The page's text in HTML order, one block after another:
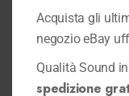
Acquista gli
negozio eBay
Qualità Sound
spedizione